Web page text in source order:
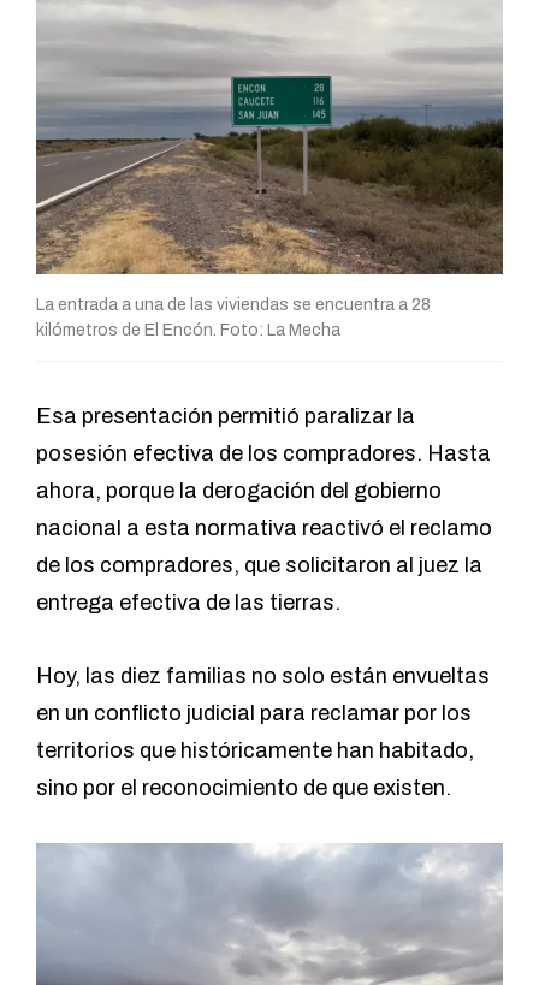
La entrada a una de las viviendas se encuentra a 28
kilómetros de El Encón. Foto: La Mecha
Esa presentación permitió paralizar la
posesión efectiva de los compradores. Hasta
ahora, porque la derogación del gobierno
nacional a esta normativa reactivó el reclamo
de los compradores, que solicitaron al juez la
entrega efectiva de las tierras.
Hoy, las diez familias no solo están envueltas
en un conflicto judicial para reclamar por los
territorios que históricamente han habitado,
sino por el reconocimiento de que existen.